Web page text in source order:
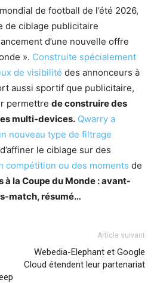
de football de l’été 2026,
de ciblage publicitaire
d’une nouvelle offre
». Construite spécialement
de visibilité des annonceurs à
aussi sportif que publicitaire,
permettre de construire des
multi-devices. Qwarry a
nouveau type de filtrage
le ciblage sur des
compétition ou des moments de
à la Coupe du Monde : avant-
match, résumé…
Article suivant
Webedia-Elephant et Google
Cloud étendent leur partenariat